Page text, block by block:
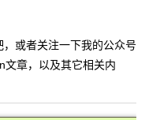
或者关注一下我的公众号
文章，以及其它相关内